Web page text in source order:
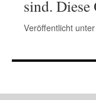
sind.
Veröffentlicht unter